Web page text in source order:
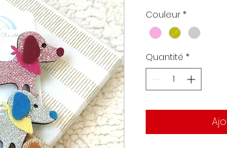
Couleur *
Quantité *